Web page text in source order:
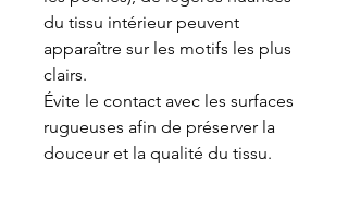
du tissu intérieur peuvent
apparaître sur les motifs les plus
clairs.
Évite le contact avec les surfaces
rugueuses afin de préserver la
douceur et la qualité du tissu.